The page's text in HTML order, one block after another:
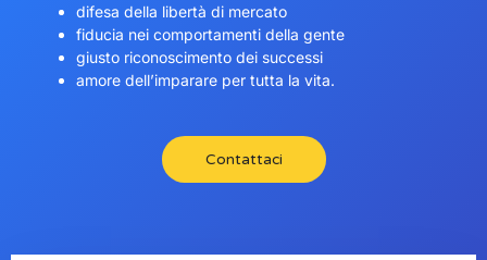
difesa della libertà di mercato
fiducia nei comportamenti della gente
giusto riconoscimento dei successi
amore dell’imparare per tutta la vita.
Contattaci